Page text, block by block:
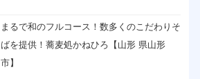
まるで和のフルコース！数多くのこだわりそ
ばを提供！蕎麦処かねひろ【山形 県山形
市】